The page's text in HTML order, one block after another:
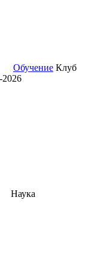
Обучение Клуб
Наука